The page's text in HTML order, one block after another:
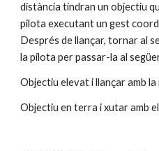
distància tindran un objectiu
pilota executant un gest
Després de llançar, tornar al
la pilota per passar-la al
Objectiu elevat i llançar amb
Objectiu en terra i xutar amb